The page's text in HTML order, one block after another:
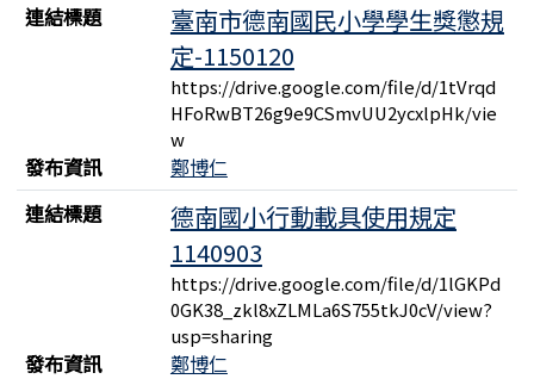
連結標題
臺南市德南國民小學學生獎懲規
定-1150120
https://drive.google.com/file/d/1tVrqd
HFoRwBT26g9e9CSmvUU2ycxlpHk/vie
w
發布資訊
鄭博仁
連結標題
德南國小行動載具使用規定
1140903
https://drive.google.com/file/d/1lGKPd
0GK38_zkl8xZLMLa6S755tkJ0cV/view?
usp=sharing
發布資訊
鄭博仁